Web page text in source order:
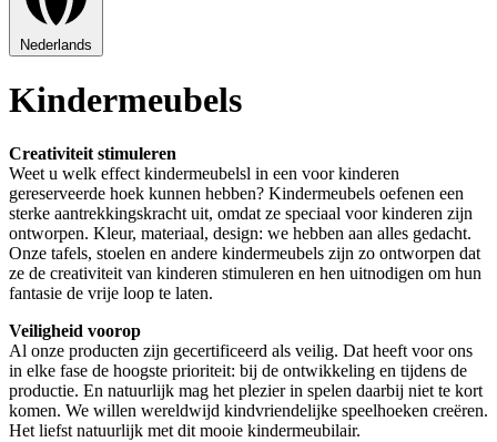
Nederlands
Kindermeubels
Creativiteit stimuleren
Weet u welk effect kindermeubelsl in een voor kinderen
gereserveerde hoek kunnen hebben? Kindermeubels oefenen een
sterke aantrekkingskracht uit, omdat ze speciaal voor kinderen zijn
ontworpen. Kleur, materiaal, design: we hebben aan alles gedacht.
Onze tafels, stoelen en andere kindermeubels zijn zo ontworpen dat
ze de creativiteit van kinderen stimuleren en hen uitnodigen om hun
fantasie de vrije loop te laten.
Veiligheid voorop
Al onze producten zijn gecertificeerd als veilig. Dat heeft voor ons
in elke fase de hoogste prioriteit: bij de ontwikkeling en tijdens de
productie. En natuurlijk mag het plezier in spelen daarbij niet te kort
komen. We willen wereldwijd kindvriendelijke speelhoeken creëren.
Het liefst natuurlijk met dit mooie kindermeubilair.